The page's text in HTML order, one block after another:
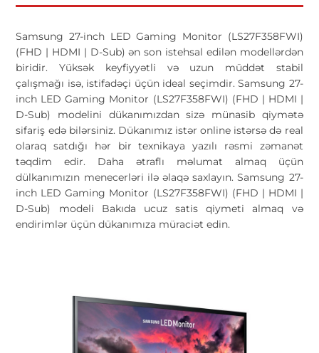
Samsung 27-inch LED Gaming Monitor (LS27F358FWI)
(FHD | HDMI | D-Sub) ən son istehsal edilən modellərdən
biridir. Yüksək keyfiyyətli və uzun müddət stabil
çalışmağı isə, istifadəçi üçün ideal seçimdir. Samsung 27-
inch LED Gaming Monitor (LS27F358FWI) (FHD | HDMI |
D-Sub) modelini dükanımızdan sizə münasib qiymətə
sifariş edə bilərsiniz. Dükanımız istər online istərsə də real
olaraq satdığı hər bir texnikaya yazılı rəsmi zəmanət
təqdim edir. Daha ətraflı məlumat almaq üçün
dülkanımızın menecerləri ilə əlaqə saxlayın. Samsung 27-
inch LED Gaming Monitor (LS27F358FWI) (FHD | HDMI |
D-Sub) modeli Bakıda ucuz satis qiymeti almaq və
endirimlər üçün dükanımıza müraciət edin.